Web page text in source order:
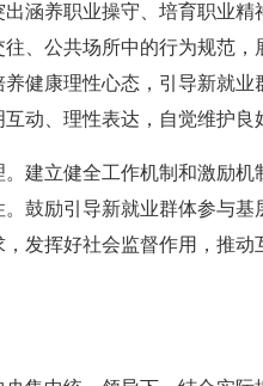
养职业操守、培育职业精
、公共场所中的行为规范
健康理性心态，引导新就
动、理性表达，自觉维护良
立健全工作机制和激励机
鼓励引导新就业群体参与
发挥好社会监督作用，推